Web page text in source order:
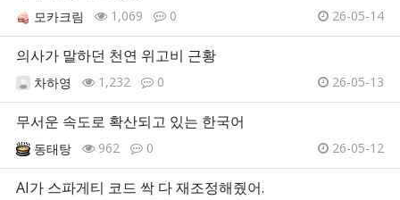
모카크림 1,069 0 26-05-14
의사가 말하던 천연 위고비 근황
차하영 1,232 0 26-05-13
무서운 속도로 확산되고 있는 한국어
동태탕 962 0 26-05-12
AI가 스파게티 코드 싹 다 재조정해줬어.